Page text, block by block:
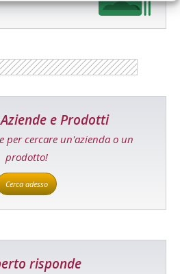
e Prodotti
per cercare un'azienda o un
prodotto!
Cerca adesso
risponde